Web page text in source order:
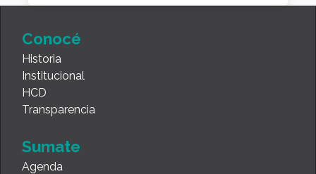
Conocé
Historia
Institucional
HCD
Transparencia
Sumate
Agenda